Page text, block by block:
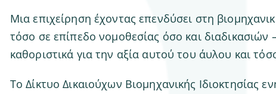
Μια επιχείρηση έχοντας επενδύσει στη
τόσο σε επίπεδο νομοθεσίας όσο και διαδικασιών
καθοριστικά για την αξία αυτού του άυλου και
Το Δίκτυο Δικαιούχων Βιομηχανικής Ιδιοκτησίας